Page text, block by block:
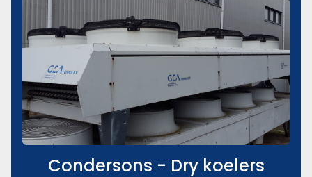
Condersons - Dry koelers